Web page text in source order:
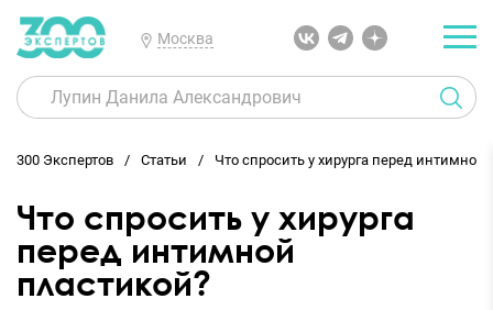
Москва
300 Экспертов Статьи Что спросить у хирурга перед интимной
Что спросить у хирурга
перед интимной
пластикой?